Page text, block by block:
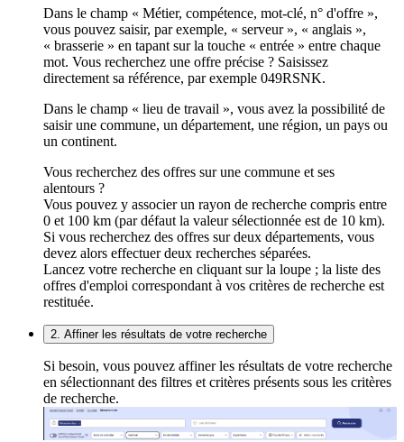
Dans le champ « Métier, compétence, mot-clé, n° d'offre »,
vous pouvez saisir, par exemple, « serveur », « anglais »,
« brasserie » en tapant sur la touche « entrée » entre chaque
mot. Vous recherchez une offre précise ? Saisissez
directement sa référence, par exemple 049RSNK.
Dans le champ « lieu de travail », vous avez la possibilité de
saisir une commune, un département, une région, un pays ou
un continent.
Vous recherchez des offres sur une commune et ses
alentours ?
Vous pouvez y associer un rayon de recherche compris entre
0 et 100 km (par défaut la valeur sélectionnée est de 10 km).
Si vous recherchez des offres sur deux départements, vous
devez alors effectuer deux recherches séparées.
Lancez votre recherche en cliquant sur la loupe ; la liste des
offres d'emploi correspondant à vos critères de recherche est
restituée.
2. Affiner les résultats de votre recherche
Si besoin, vous pouvez affiner les résultats de votre recherche
en sélectionnant des filtres et critères présents sous les critères
de recherche.